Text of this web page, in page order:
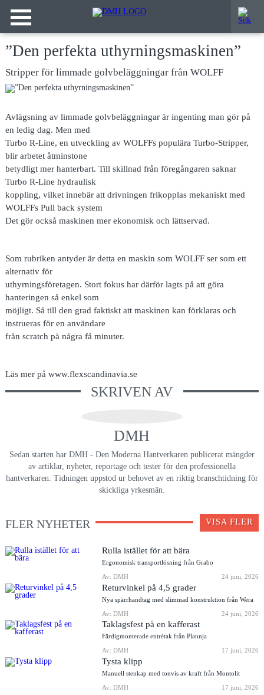
”Den perfekta uthyrningsmaskinen”
Stripper för limmade golvbeläggningar från WOLFF
Avlägsning av limmade golvbeläggningar är ingenting man gör på
en ledig dag. Men med
Turbo R-Line, en utveckling av WOLFFs populära Turbo-Stripper,
blir arbetet åtminstone
betydligt mer hanterbart. Till skillnad från föregångaren saknar
Turbo R-Line hydraulisk
koppling, vilket innebär att drivningen frikopplas mekaniskt med
WOLFFs Pull back system
Det gör också maskinen mer ekonomisk och lättservad.
Som rubriken antyder är detta en maskin som WOLFF ser som ett
alternativ för
uthyrningsföretagen. Stort fokus har därför lagts på att göra
hanteringen så enkel som
möjligt. Så till den grad faktiskt att maskinen kan förklaras och
instrueras för en användare
från scratch på några få minuter.
Läs mer på www.flexscandinavia.se
SKRIVEN AV
DMH
Sedan starten har DMH - Den Moderna Hantverkaren publicerat mängder
av artiklar, nyheter, reportage och tester för den professionella
hantverkaren. Tidningen uppstod ur behovet av en riktig branschtidning för
skickliga yrkesmän.
FLER NYHETER VISA FLER
Rulla istället för att bära
Ergonomisk transportlösning från Grabo
Av: DMH
24 juni, 2026
Returvinkel på 4,5 grader
Nya spärrhandtag med slimmad konstruktion från Wera
Av: DMH
24 juni, 2026
Taklagsfest på en kafferast
Färdigmonterade entrétak från Plannja
Av: DMH
17 juni, 2026
Tysta klipp
Manuell stenkap med tonvis av kraft från Montolit
Av: DMH
17 juni, 2026